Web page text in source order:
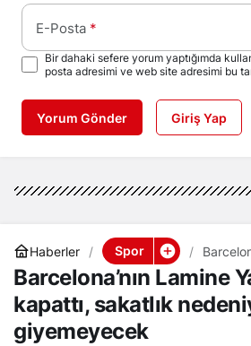
E-Posta *
Bir dahaki sefere yorum yaptığımda
posta adresimi ve web site adresimi bu
Yorum Gönder Giriş Yap
Haberler Spor
sezonu
Barcelona’nın Lamine
kapattı, sakatlık
giyemeyecek